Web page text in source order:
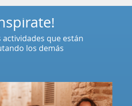
actividades que están
los demás